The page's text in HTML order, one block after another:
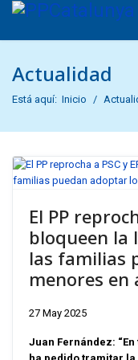
Actualidad
Está aquí: Inicio
El PP
bloqueen la
las familias
menores en
27 May 2025
Juan Fernández: